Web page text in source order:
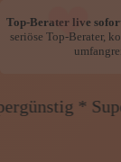
❤
Top-Berater live
seriöse Top-Berater,